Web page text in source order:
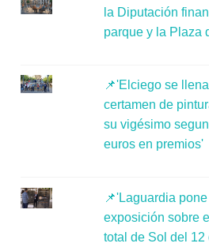
la Diputación
parque y la Plaza
📌'Elciego se
certamen de
su vigésimo
euros en premios'
📌'Laguardia
exposición sobre
total de Sol del 12